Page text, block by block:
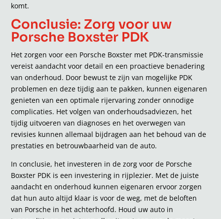
komt.
Conclusie: Zorg voor uw
Porsche Boxster PDK
Het zorgen voor een Porsche Boxster met PDK-transmissie
vereist aandacht voor detail en een proactieve benadering
van onderhoud. Door bewust te zijn van mogelijke PDK
problemen en deze tijdig aan te pakken, kunnen eigenaren
genieten van een optimale rijervaring zonder onnodige
complicaties. Het volgen van onderhoudsadviezen, het
tijdig uitvoeren van diagnoses en het overwegen van
revisies kunnen allemaal bijdragen aan het behoud van de
prestaties en betrouwbaarheid van de auto.
In conclusie, het investeren in de zorg voor de Porsche
Boxster PDK is een investering in rijplezier. Met de juiste
aandacht en onderhoud kunnen eigenaren ervoor zorgen
dat hun auto altijd klaar is voor de weg, met de beloften
van Porsche in het achterhoofd. Houd uw auto in